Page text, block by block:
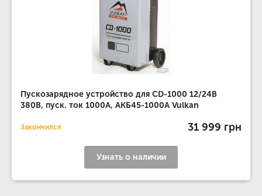
Пускозарядное устройство для CD-1000 12/24В
380В, пуск. ток 1000А, АКБ45-1000А Vulkan
Закончился 31 999 грн
Узнать о наличии